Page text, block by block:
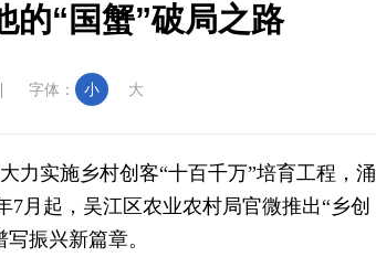
的“国蟹”破局之路
字体： 小 大
力实施乡村创客“十百千万”培育工程，涌
7月起，吴江区农业农村局官微推出“乡创
振兴新篇章。